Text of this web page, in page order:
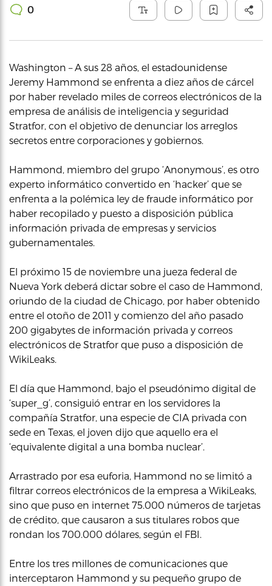
0
Washington – A sus 28 años, el estadounidense
Jeremy Hammond se enfrenta a diez años de cárcel
por haber revelado miles de correos electrónicos de la
empresa de análisis de inteligencia y seguridad
Stratfor, con el objetivo de denunciar los arreglos
secretos entre corporaciones y gobiernos.
Hammond, miembro del grupo ‘Anonymous’, es otro
experto informático convertido en ‘hacker’ que se
enfrenta a la polémica ley de fraude informático por
haber recopilado y puesto a disposición pública
información privada de empresas y servicios
gubernamentales.
El próximo 15 de noviembre una jueza federal de
Nueva York deberá dictar sobre el caso de Hammond,
oriundo de la ciudad de Chicago, por haber obtenido
entre el otoño de 2011 y comienzo del año pasado
200 gigabytes de información privada y correos
electrónicos de Stratfor que puso a disposición de
WikiLeaks.
El día que Hammond, bajo el pseudónimo digital de
‘super_g’, consiguió entrar en los servidores la
compañía Stratfor, una especie de CIA privada con
sede en Texas, el joven dijo que aquello era el
‘equivalente digital a una bomba nuclear’.
Arrastrado por esa euforia, Hammond no se limitó a
filtrar correos electrónicos de la empresa a WikiLeaks,
sino que puso en internet 75.000 números de tarjetas
de crédito, que causaron a sus titulares robos que
rondan los 700.000 dólares, según el FBI.
Entre los tres millones de comunicaciones que
interceptaron Hammond y su pequeño grupo de